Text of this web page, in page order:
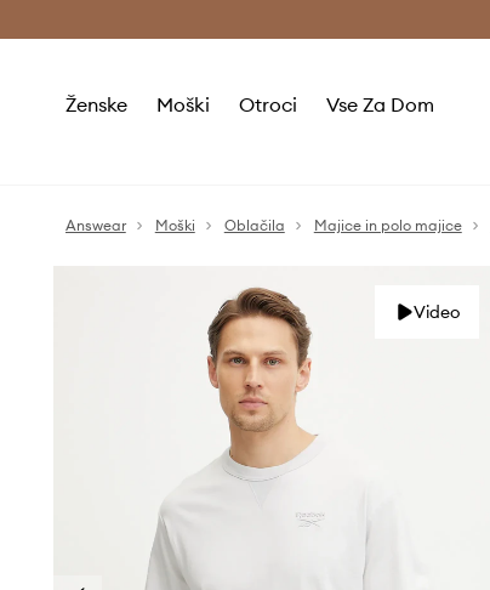
Ženske Moški Otroci Vse Za Dom
Answear Moški Oblačila Majice in polo majice
Video